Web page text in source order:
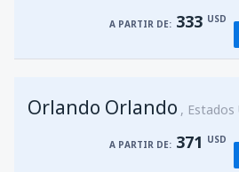
A PARTIR DE: 333 USD
Orlando Orlando Estados
A PARTIR DE: 371 USD